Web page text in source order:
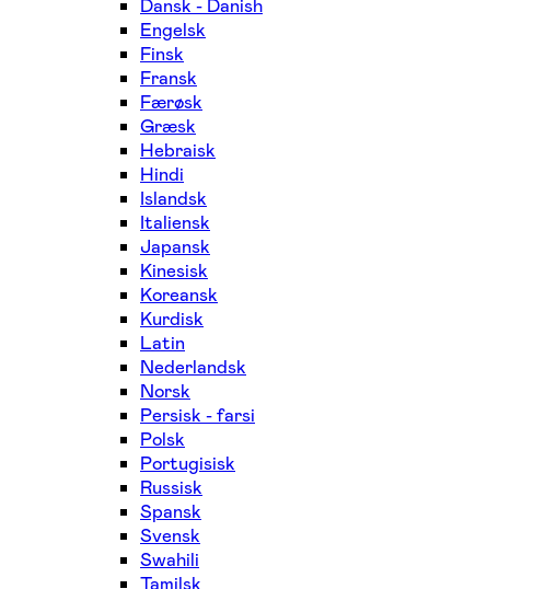
Dansk - Danish
Engelsk
Finsk
Fransk
Færøsk
Græsk
Hebraisk
Hindi
Islandsk
Italiensk
Japansk
Kinesisk
Koreansk
Kurdisk
Latin
Nederlandsk
Norsk
Persisk - farsi
Polsk
Portugisisk
Russisk
Spansk
Svensk
Swahili
Tamilsk